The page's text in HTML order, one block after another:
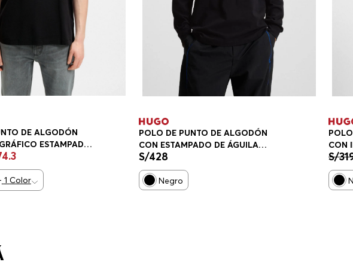
DE ALGODÓN
ESTAMPADO
FIT HOMBRE
.3
1 Color
POLO DE PUNTO DE ALGODÓN
CON ESTAMPADO DE ÁGUILA
POLOS REGULAR FIT HOMBRE
S/428
Negro
CON
S/